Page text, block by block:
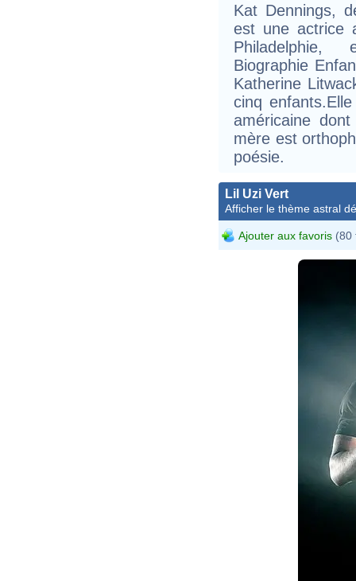
Kat Dennings,
est une actrice
Philadelphie,
Biographie
Katherine
cinq
américaine
mère est
poésie.
Lil Uzi Vert
Afficher le thème astral
Ajouter aux favoris (80